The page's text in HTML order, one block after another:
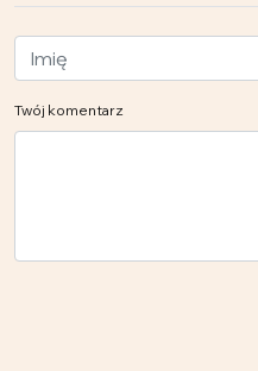
Twój komentarz